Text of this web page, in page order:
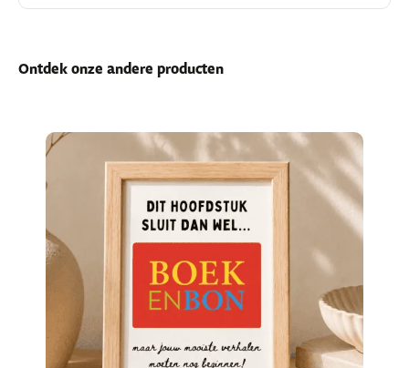
Ontdek onze andere producten